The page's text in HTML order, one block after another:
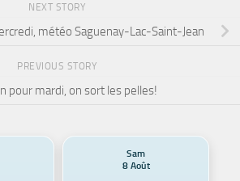
NEXT STORY
météo Saguenay-Lac-Saint-Jean
PREVIOUS STORY
pour mardi, on sort les pelles!
Sam
8 Août